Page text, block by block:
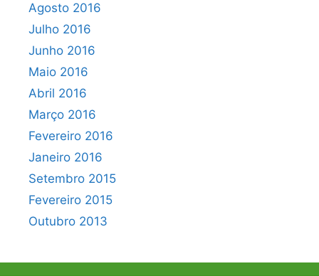
Agosto 2016
Julho 2016
Junho 2016
Maio 2016
Abril 2016
Março 2016
Fevereiro 2016
Janeiro 2016
Setembro 2015
Fevereiro 2015
Outubro 2013